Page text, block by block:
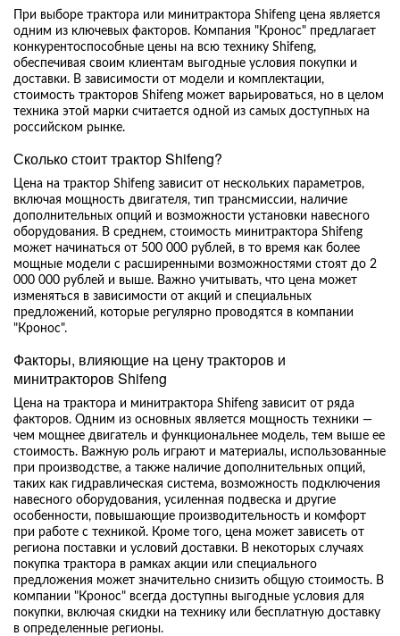
При выборе трактора или минитрактора Shifeng цена является
одним из ключевых факторов. Компания "Кронос" предлагает
конкурентоспособные цены на всю технику Shifeng,
обеспечивая своим клиентам выгодные условия покупки и
доставки. В зависимости от модели и комплектации,
стоимость тракторов Shifeng может варьироваться, но в целом
техника этой марки считается одной из самых доступных на
российском рынке.
Сколько стоит трактор Shifeng?
Цена на трактор Shifeng зависит от нескольких параметров,
включая мощность двигателя, тип трансмиссии, наличие
дополнительных опций и возможности установки навесного
оборудования. В среднем, стоимость минитрактора Shifeng
может начинаться от 500 000 рублей, в то время как более
мощные модели с расширенными возможностями стоят до 2
000 000 рублей и выше. Важно учитывать, что цена может
изменяться в зависимости от акций и специальных
предложений, которые регулярно проводятся в компании
"Кронос".
Факторы, влияющие на цену тракторов и
минитракторов Shifeng
Цена на трактора и минитрактора Shifeng зависит от ряда
факторов. Одним из основных является мощность техники —
чем мощнее двигатель и функциональнее модель, тем выше ее
стоимость. Важную роль играют и материалы, использованные
при производстве, а также наличие дополнительных опций,
таких как гидравлическая система, возможность подключения
навесного оборудования, усиленная подвеска и другие
особенности, повышающие производительность и комфорт
при работе с техникой. Кроме того, цена может зависеть от
региона поставки и условий доставки. В некоторых случаях
покупка трактора в рамках акции или специального
предложения может значительно снизить общую стоимость. В
компании "Кронос" всегда доступны выгодные условия для
покупки, включая скидки на технику или бесплатную доставку
в определенные регионы.